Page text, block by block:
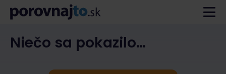
Niečo sa pokazilo…